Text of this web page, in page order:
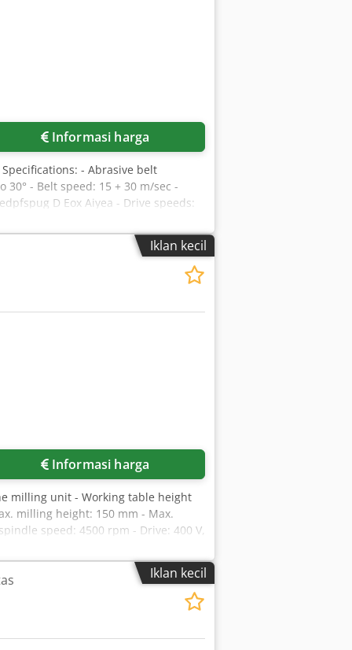
Informasi harga
- Abrasive belt
- Belt speed: 15 + 30 m/sec -
D Eox Aiyea - Drive speeds:
- Weight (approx.): 250 kg
Iklan kecil
Informasi harga
milling unit - Working table height
milling height: 150 mm - Max.
speed: 4500 rpm - Drive: 400 V,
- Table base frame -
Iklan kecil